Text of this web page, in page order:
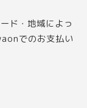
ド・地域によっ
でのお支払い